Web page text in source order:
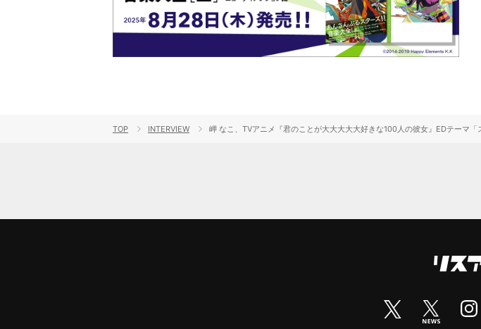
TOP INTERVIEW 岬 なこ、TVアニメ『君のことが大大大大大好きな100人の彼女』EDテーマ